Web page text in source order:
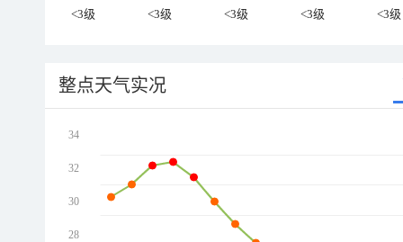
<3级
<3级 <3级 <3级 <3级
整点天气实况
34
32
30
28